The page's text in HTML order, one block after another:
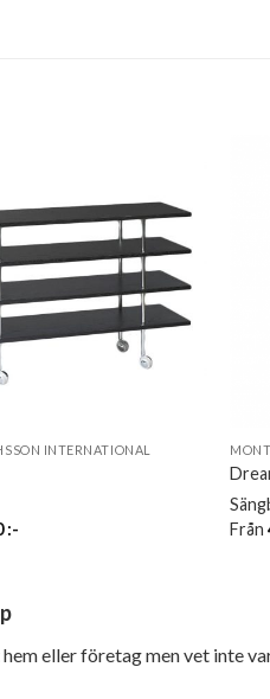
INTERNATIONAL
:-
Från
eller företag men vet inte